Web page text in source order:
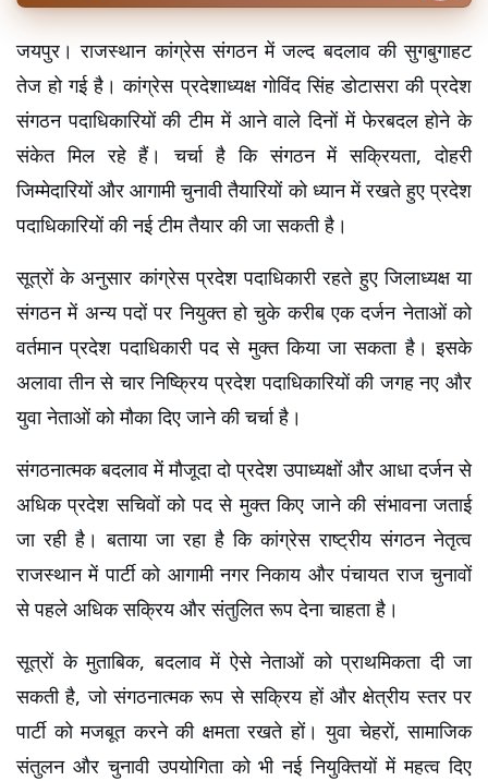
जयपुर। राजस्थान कांग्रेस संगठन में जल्द बदलाव की सुगबुगाहट
तेज हो गई है। कांग्रेस प्रदेशाध्यक्ष गोविंद सिंह डोटासरा की प्रदेश
संगठन पदाधिकारियों की टीम में आने वाले दिनों में फेरबदल होने के
संकेत मिल रहे हैं। चर्चा है कि संगठन में सक्रियता, दोहरी
जिम्मेदारियों और आगामी चुनावी तैयारियों को ध्यान में रखते हुए प्रदेश
पदाधिकारियों की नई टीम तैयार की जा सकती है।
सूत्रों के अनुसार कांग्रेस प्रदेश पदाधिकारी रहते हुए जिलाध्यक्ष या
संगठन में अन्य पदों पर नियुक्त हो चुके करीब एक दर्जन नेताओं को
वर्तमान प्रदेश पदाधिकारी पद से मुक्त किया जा सकता है। इसके
अलावा तीन से चार निष्क्रिय प्रदेश पदाधिकारियों की जगह नए और
युवा नेताओं को मौका दिए जाने की चर्चा है।
संगठनात्मक बदलाव में मौजूदा दो प्रदेश उपाध्यक्षों और आधा दर्जन से
अधिक प्रदेश सचिवों को पद से मुक्त किए जाने की संभावना जताई
जा रही है। बताया जा रहा है कि कांग्रेस राष्ट्रीय संगठन नेतृत्व
राजस्थान में पार्टी को आगामी नगर निकाय और पंचायत राज चुनावों
से पहले अधिक सक्रिय और संतुलित रूप देना चाहता है।
सूत्रों के मुताबिक, बदलाव में ऐसे नेताओं को प्राथमिकता दी जा
सकती है, जो संगठनात्मक रूप से सक्रिय हों और क्षेत्रीय स्तर पर
पार्टी को मजबूत करने की क्षमता रखते हों। युवा चेहरों, सामाजिक
संतुलन और चुनावी उपयोगिता को भी नई नियुक्तियों में महत्व दिए